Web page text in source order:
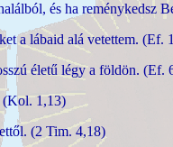
és ha reménykedsz
a lábaid alá vetettem. (Ef.
életű légy a földön. (Ef.
(Kol. 1,13)
(2 Tim. 4,18)